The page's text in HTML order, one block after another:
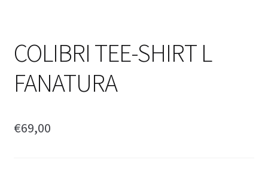
COLIBRI TEE-SHIRT L
FANATURA
€69,00